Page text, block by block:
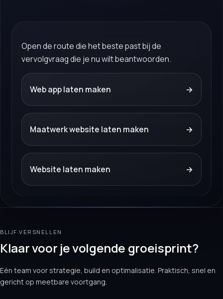
Open de route die het beste past bij de
vervolgvraag die je nu wilt beantwoorden.
Web app laten maken →
Maatwerk website laten maken →
Website laten maken →
BLIJF VERSNELLEN
Klaar voor je volgende groeisprint?
Eén team voor strategie, build en optimalisatie. Praktisch, snel en
gericht op meetbare voortgang.